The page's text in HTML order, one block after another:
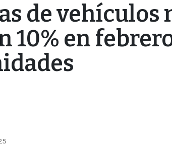
de vehículos
10% en